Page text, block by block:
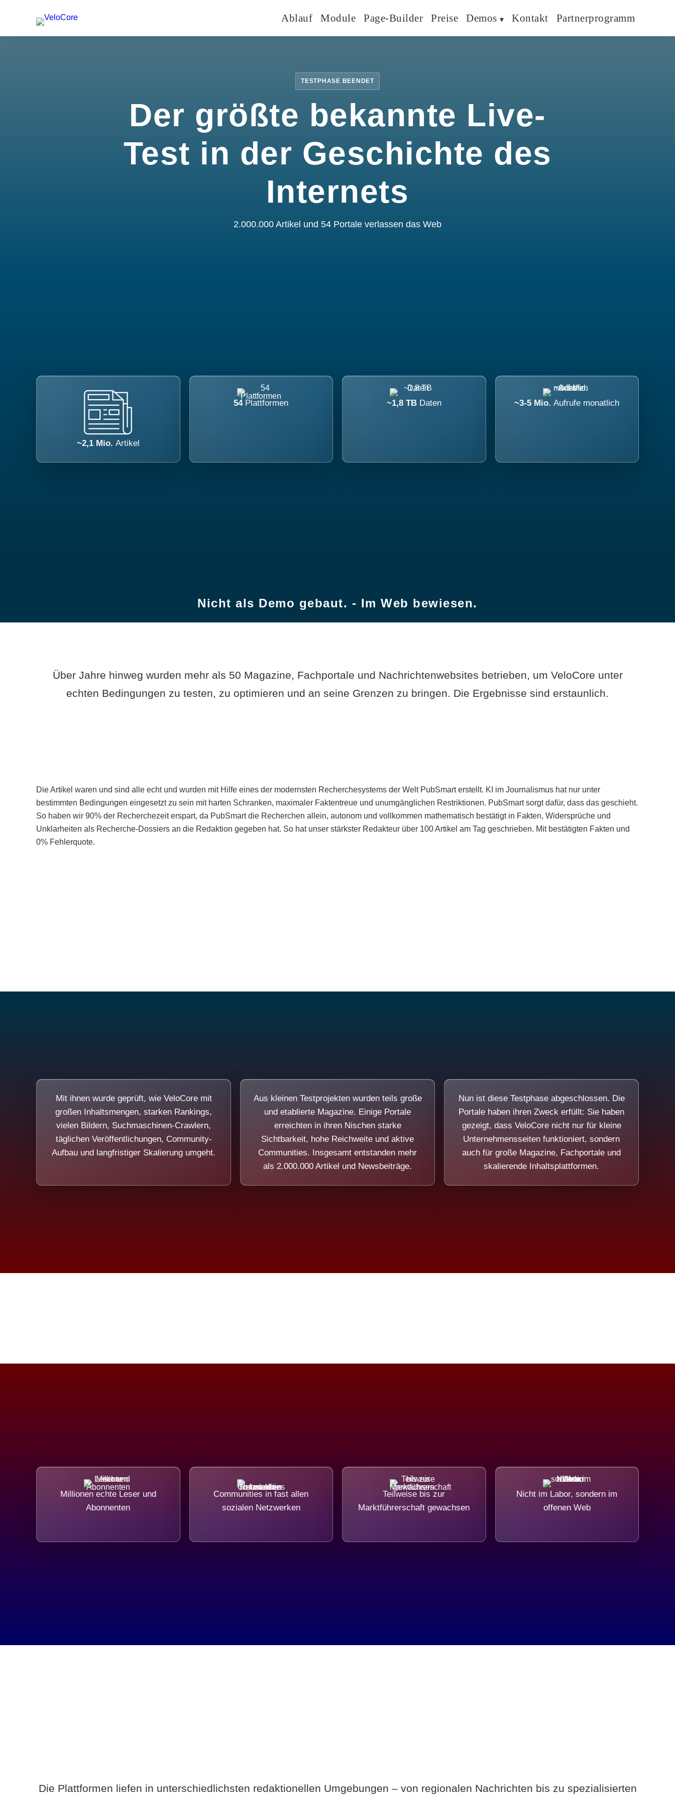
Ablauf Module Page-Builder Preise Demos Kontakt Partnerprogramm
TESTPHASE BEENDET
Der größte bekannte Live-
Test in der Geschichte des
Internets
2.000.000 Artikel und 54 Portale verlassen das Web
~2,1 Mio. Artikel
54 Plattformen ~1,8 TB Daten ~3-5 Mio.Aufrufe monatlich
Nicht als Demo gebaut. - Im Web bewiesen.
Über Jahre hinweg wurden mehr als 50 Magazine, Fachportale und Nachrichtenwebsites betrieben, um VeloCore unter
echten Bedingungen zu testen, zu optimieren und an seine Grenzen zu bringen. Die Ergebnisse sind erstaunlich.
Die Artikel waren und sind alle echt und wurden mit Hilfe eines der modernsten Recherchesystems der Welt PubSmart erstellt. KI im Journalismus hat nur unter
bestimmten Bedingungen eingesetzt zu sein mit harten Schranken, maximaler Faktentreue und unumgänglichen Restriktionen. PubSmart sorgt dafür, dass das geschieht.
So haben wir 90% der Recherchezeit erspart, da PubSmart die Recherchen allein, autonom und vollkommen mathematisch bestätigt in Fakten, Widersprüche und
Unklarheiten als Recherche-Dossiers an die Redaktion gegeben hat. So hat unser stärkster Redakteur über 100 Artikel am Tag geschrieben. Mit bestätigten Fakten und
0% Fehlerquote.
Mit ihnen wurde geprüft, wie VeloCore mit
großen Inhaltsmengen, starken Rankings,
vielen Bildern, Suchmaschinen-Crawlern,
täglichen Veröffentlichungen, Community-
Aufbau und langfristiger Skalierung umgeht.
Aus kleinen Testprojekten wurden teils große
und etablierte Magazine. Einige Portale
erreichten in ihren Nischen starke
Sichtbarkeit, hohe Reichweite und aktive
Communities. Insgesamt entstanden mehr
als 2.000.000 Artikel und Newsbeiträge.
Nun ist diese Testphase abgeschlossen. Die
Portale haben ihren Zweck erfüllt: Sie haben
gezeigt, dass VeloCore nicht nur für kleine
Unternehmensseiten funktioniert, sondern
auch für große Magazine, Fachportale und
skalierende Inhaltsplattformen.
Millionen echte Leser und
Abonnenten
Communities in fast allen
sozialen Netzwerken
Teilweise bis zur
Marktführerschaft gewachsen
Nicht im Labor, sondern im
offenen Web
Die Plattformen liefen in unterschiedlichsten redaktionellen Umgebungen – von regionalen Nachrichten bis zu spezialisierten